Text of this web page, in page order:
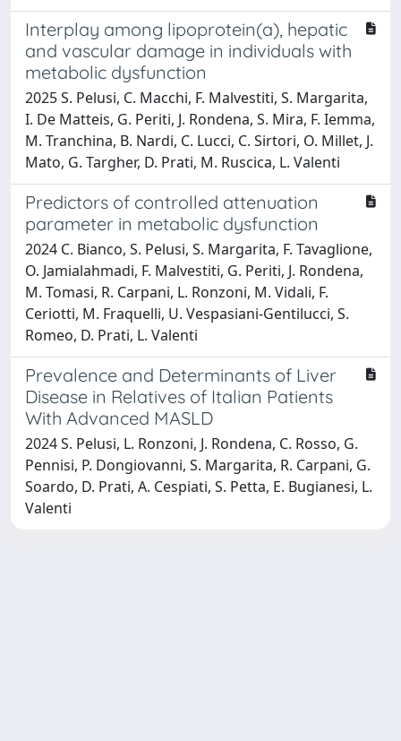
Interplay among lipoprotein(a), hepatic
and vascular damage in individuals with
metabolic dysfunction
2025 S. Pelusi, C. Macchi, F. Malvestiti, S. Margarita,
I. De Matteis, G. Periti, J. Rondena, S. Mira, F. Iemma,
M. Tranchina, B. Nardi, C. Lucci, C. Sirtori, O. Millet, J.
Mato, G. Targher, D. Prati, M. Ruscica, L. Valenti
Predictors of controlled attenuation
parameter in metabolic dysfunction
2024 C. Bianco, S. Pelusi, S. Margarita, F. Tavaglione,
O. Jamialahmadi, F. Malvestiti, G. Periti, J. Rondena,
M. Tomasi, R. Carpani, L. Ronzoni, M. Vidali, F.
Ceriotti, M. Fraquelli, U. Vespasiani-Gentilucci, S.
Romeo, D. Prati, L. Valenti
Prevalence and Determinants of Liver
Disease in Relatives of Italian Patients
With Advanced MASLD
2024 S. Pelusi, L. Ronzoni, J. Rondena, C. Rosso, G.
Pennisi, P. Dongiovanni, S. Margarita, R. Carpani, G.
Soardo, D. Prati, A. Cespiati, S. Petta, E. Bugianesi, L.
Valenti